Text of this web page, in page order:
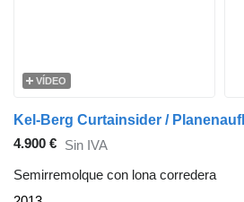
VÍDEO
Kel-Berg Curtainsider /
4.900 € Sin IVA
Semirremolque con lona corredera